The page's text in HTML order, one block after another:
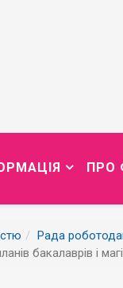
ПРО
Рада
бакалаврів і